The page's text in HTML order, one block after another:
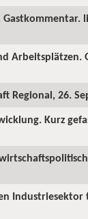
Regional, 26.
Kurz